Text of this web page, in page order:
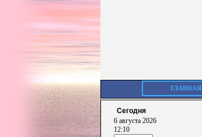
ГЛАВНАЯ
Сегодня
6 августа 2026
12:10